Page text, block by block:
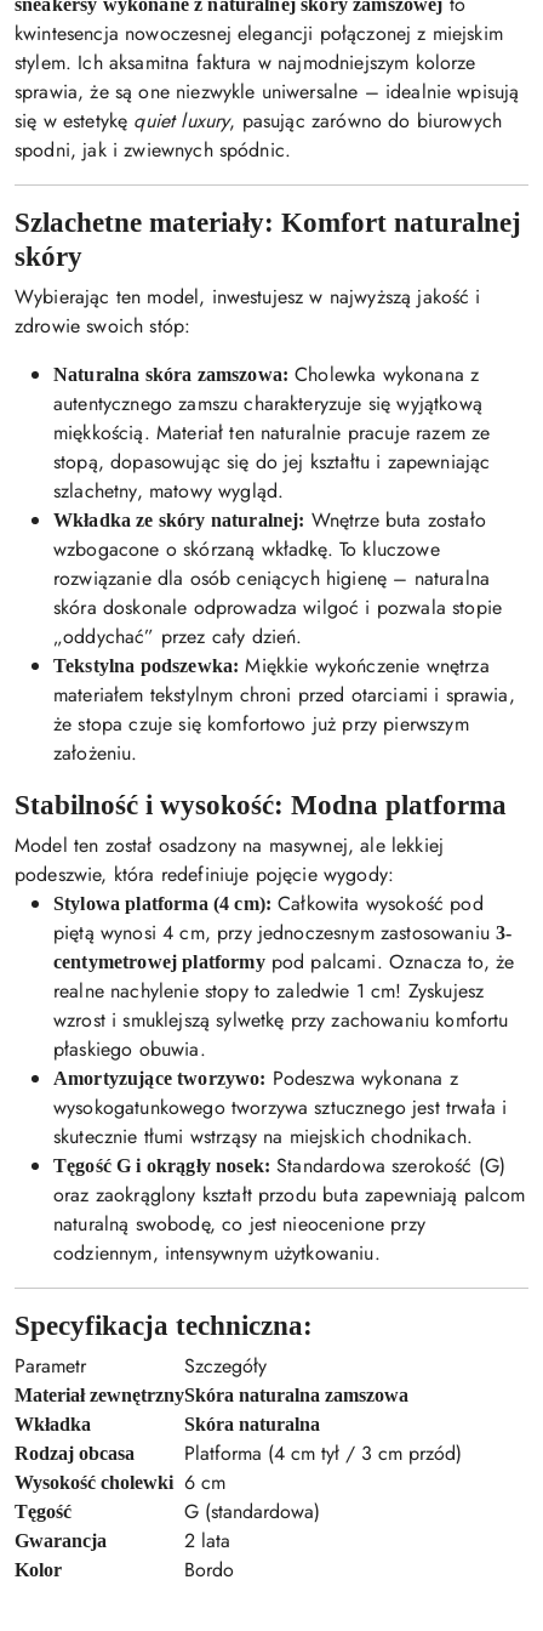
sneakersy wykonane z naturalnej skóry zamszowej
kwintesencja nowoczesnej elegancji połączonej z miejskim
stylem. Ich aksamitna faktura w najmodniejszym kolorze
sprawia, że są one niezwykle uniwersalne – idealnie wpisują
się w estetykę quiet luxury, pasując zarówno do biurowych
spodni, jak i zwiewnych spódnic.
Szlachetne materiały: Komfort naturalnej
skóry
Wybierając ten model, inwestujesz w najwyższą jakość i
zdrowie swoich stóp:
Naturalna skóra zamszowa: Cholewka wykonana z
autentycznego zamszu charakteryzuje się wyjątkową
miękkością. Materiał ten naturalnie pracuje razem ze
stopą, dopasowując się do jej kształtu i zapewniając
szlachetny, matowy wygląd.
Wkładka ze skóry naturalnej: Wnętrze buta zostało
wzbogacone o skórzaną wkładkę. To kluczowe
rozwiązanie dla osób ceniących higienę – naturalna
skóra doskonale odprowadza wilgoć i pozwala stopie
„oddychać” przez cały dzień.
Tekstylna podszewka: Miękkie wykończenie wnętrza
materiałem tekstylnym chroni przed otarciami i sprawia,
że stopa czuje się komfortowo już przy pierwszym
założeniu.
Stabilność i wysokość: Modna platforma
Model ten został osadzony na masywnej, ale lekkiej
podeszwie, która redefiniuje pojęcie wygody:
Stylowa platforma (4 cm): Całkowita wysokość pod
piętą wynosi 4 cm, przy jednoczesnym zastosowaniu3-
centymetrowej platformypod palcami. Oznacza to, że
realne nachylenie stopy to zaledwie 1 cm! Zyskujesz
wzrost i smuklejszą sylwetkę przy zachowaniu komfortu
płaskiego obuwia.
Amortyzujące tworzywo: Podeszwa wykonana z
wysokogatunkowego tworzywa sztucznego jest trwała i
skutecznie tłumi wstrząsy na miejskich chodnikach.
Tęgość G i okrągły nosek: Standardowa szerokość (G)
oraz zaokrąglony kształt przodu buta zapewniają palcom
naturalną swobodę, co jest nieocenione przy
codziennym, intensywnym użytkowaniu.
Specyfikacja techniczna:
Parametr Szczegóły
Materiał zewnętrznySkóra naturalna zamszowa
Wkładka
Skóra naturalna
Rodzaj obcasa
Platforma (4 cm tył / 3 cm przód)
Wysokość cholewki 6 cm
Tęgość G (standardowa)
Gwarancja 2 lata
Kolor Bordo